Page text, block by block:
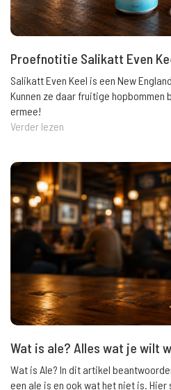
Proefnotitie Salikatt Even
Salikatt Even Keel is een New
Kunnen ze daar fruitige hopbommen
ermee!
Verder lezen
Wat is ale? Alles wat je wilt
Wat is Ale? In dit artikel
een ale is en ook wat het niet is.